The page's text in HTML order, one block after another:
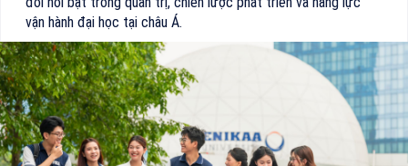
vận hành đại học tại châu Á.